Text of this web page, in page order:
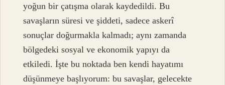
yoğun bir çatışma olarak kaydedildi. Bu
savaşların süresi ve şiddeti, sadece askerî
sonuçlar doğurmakla kalmadı; aynı zamanda
bölgedeki sosyal ve ekonomik yapıyı da
etkiledi. İşte bu noktada ben kendi hayatımı
düşünmeye başlıyorum: bu savaşlar, gelecekte